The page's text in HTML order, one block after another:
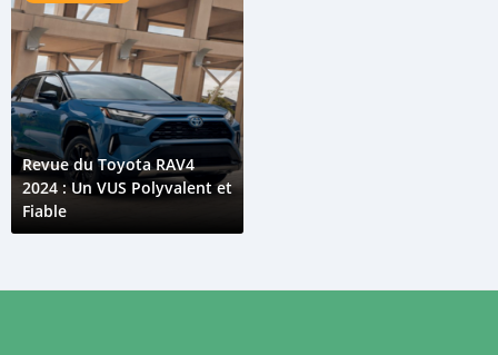
Revue du Toyota RAV4
2024 : Un VUS Polyvalent et
Fiable